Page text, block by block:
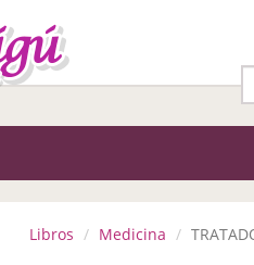
Libros Medicina